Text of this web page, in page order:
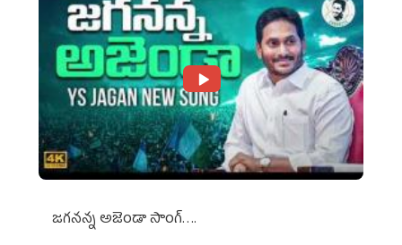
జగనన్న అజెండా సాంగ్….